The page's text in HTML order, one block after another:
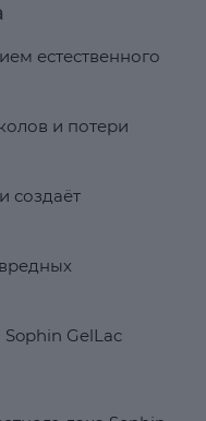
естественного
и потери
создаёт
GelLac